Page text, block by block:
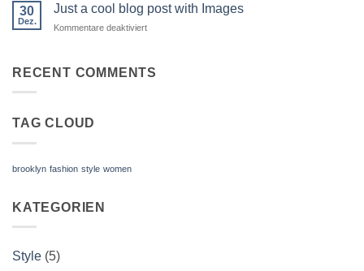
Blog
Post
30
Dez.
Just a cool blog post with Images
Kommentare deaktiviertfür
cool
RECENT COMMENTS
TAG CLOUD
brooklyn fashion style women
KATEGORIEN
Style (5)